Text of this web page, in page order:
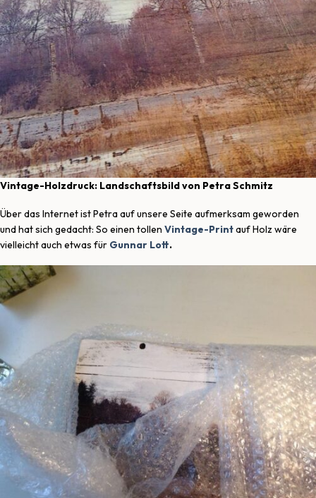
Vintage-Holzdruck: Landschaftsbild von Petra Schmitz
Über das Internet ist Petra auf unsere Seite aufmerksam geworden
und hat sich gedacht: So einen tollen Vintage-Printauf Holz wäre
vielleicht auch etwas für Gunnar Lott.